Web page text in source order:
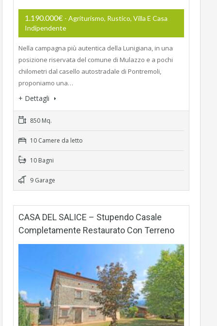
1.190.000€ - Agriturismo, Rustico, Villa E Casa
Indipendente
Nella campagna più autentica della Lunigiana, in una
posizione riservata del comune di Mulazzo e a pochi
chilometri dal casello autostradale di Pontremoli,
proponiamo una…
+ Dettagli
850 Mq.
10 Camere da letto
10 Bagni
9 Garage
CASA DEL SALICE – Stupendo Casale
Completamente Restaurato Con Terreno